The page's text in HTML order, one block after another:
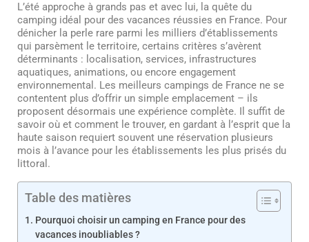
L’été approche à grands pas et avec lui, la quête du
camping idéal pour des vacances réussies en France. Pour
dénicher la perle rare parmi les milliers d’établissements
qui parsèment le territoire, certains critères s’avèrent
déterminants : localisation, services, infrastructures
aquatiques, animations, ou encore engagement
environnemental. Les meilleurs campings de France ne se
contentent plus d’offrir un simple emplacement – ils
proposent désormais une expérience complète. Il suffit de
savoir où et comment le trouver, en gardant à l’esprit que la
haute saison requiert souvent une réservation plusieurs
mois à l’avance pour les établissements les plus prisés du
littoral.
Table des matières
Pourquoi choisir un camping en France pour des
vacances inoubliables ?